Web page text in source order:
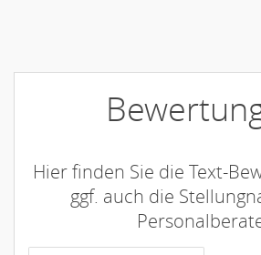
Hier finden Sie die Text-
ggf. auch die